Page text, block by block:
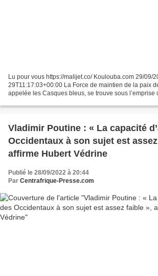
Lu pour vous https://malijet.co/ Koulouba.com 29/09/
29T11:17:03+00:00 La Force de maintien de la paix
appelée les Casques bleus, se trouve sous l’emprise
Vladimir Poutine : « La capacité
Occidentaux à son sujet est
affirme Hubert Védrine
Publié le 28/09/2022 à 20:44
Par Centrafrique-Presse.com